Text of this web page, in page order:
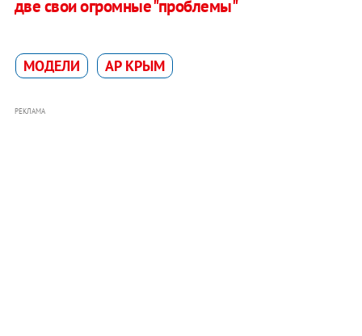
две свои огромные "проблемы"
МОДЕЛИ АР КРЫМ
РЕКЛАМА